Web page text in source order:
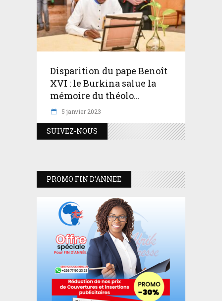
Disparition du pape Benoît
XVI : le Burkina salue la
mémoire du théolo...
5 janvier 2023
SUIVEZ-NOUS
PROMO FIN D’ANNEE